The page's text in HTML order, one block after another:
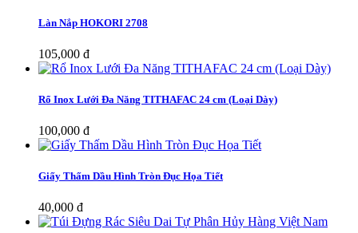
Làn Nắp HOKORI 2708
105,000 đ
Rổ Inox Lưới Đa Năng TITHAFAC 24 cm (Loại Dày)
100,000 đ
Giấy Thấm Dầu Hình Tròn Đục Họa Tiết
40,000 đ